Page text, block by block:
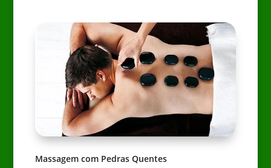
Massagem com Pedras Quentes